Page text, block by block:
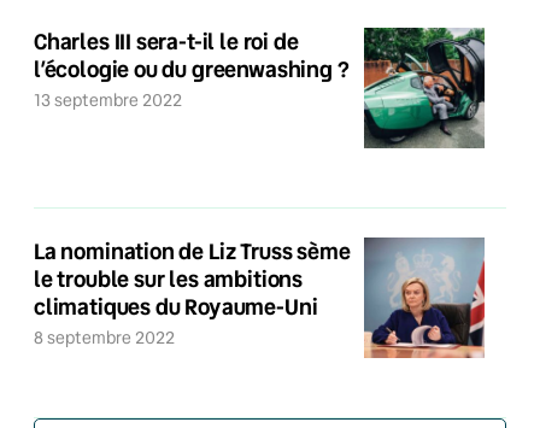
Charles III sera-t-il le roi de
l’écologie ou du greenwashing ?
13 septembre 2022
La nomination de Liz Truss sème
le trouble sur les ambitions
climatiques du Royaume-Uni
8 septembre 2022